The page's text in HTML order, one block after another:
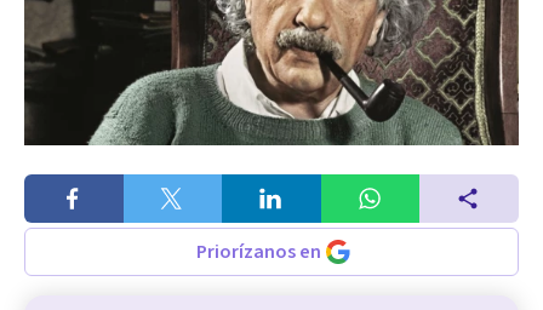
Priorízanos en